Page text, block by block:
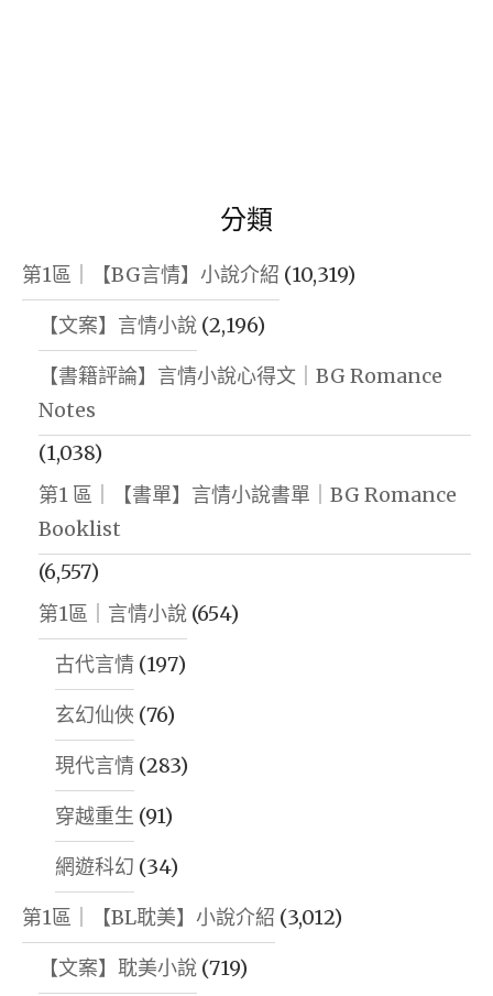
分類
第1區｜【BG言情】小說介紹 (10,319)
【文案】言情小說 (2,196)
【書籍評論】言情小說心得文｜BG Romance
Notes
(1,038)
第1 區｜【書單】言情小說書單｜BG Romance
Booklist
(6,557)
第1區｜言情小說 (654)
古代言情 (197)
玄幻仙俠 (76)
現代言情 (283)
穿越重生 (91)
網遊科幻 (34)
第1區｜【BL耽美】小說介紹 (3,012)
【文案】耽美小說 (719)